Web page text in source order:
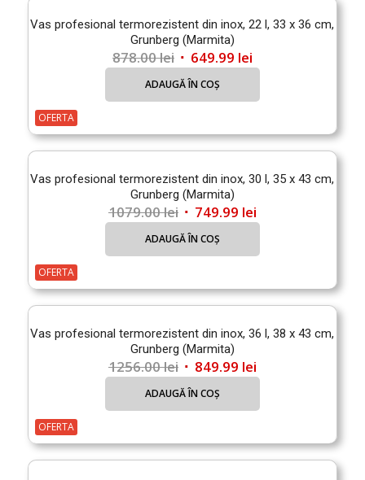
Vas profesional termorezistent din inox, 22 l, 33 x 36 cm,
Grunberg (Marmita)
878.00lei Prețul
inițial
878.00 lei.
649.99 leiPrețul
curent
este:
ADAUGĂ ÎN COȘ
OFERTA
Vas profesional termorezistent din inox, 30 l, 35 x 43 cm,
Grunberg (Marmita)
1079.00lei Prețul
inițial
1079.00 lei.
749.99 leiPrețul
curent
este:
ADAUGĂ ÎN COȘ
OFERTA
Vas profesional termorezistent din inox, 36 l, 38 x 43 cm,
Grunberg (Marmita)
1256.00lei Prețul
inițial
1256.00 lei.
849.99 leiPrețul
curent
este:
ADAUGĂ ÎN COȘ
OFERTA